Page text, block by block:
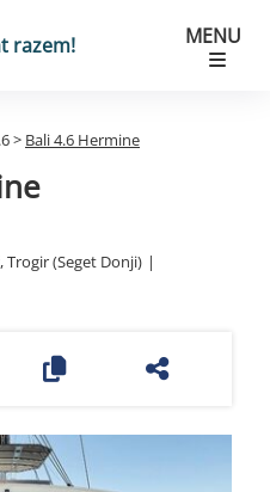
razem! MENU
> Bali 4.6 Hermine
Trogir (Seget Donji) |